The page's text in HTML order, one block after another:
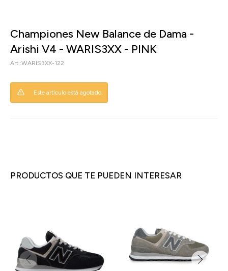
Championes New Balance de Dama -
Arishi V4 - WARIS3XX - PINK
WARIS3XX-122
Este artículo está agotado.
PRODUCTOS QUE TE PUEDEN INTERESAR